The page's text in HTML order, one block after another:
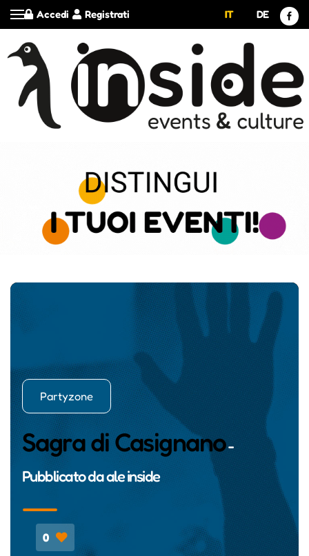
Registrati
Accedi IT DE
Partyzone
Sagra di Casignano-
Pubblicato daale inside
0